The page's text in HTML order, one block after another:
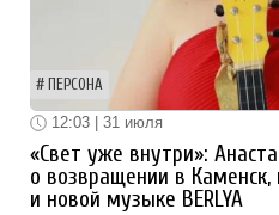
ПЕРСОНА
12:03 | 31 июля
«Свет уже внутри»:
о возвращении в
и новой музыке BERLYA